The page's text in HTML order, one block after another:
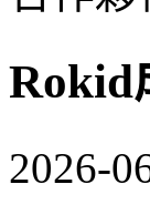
Rokid
2026-